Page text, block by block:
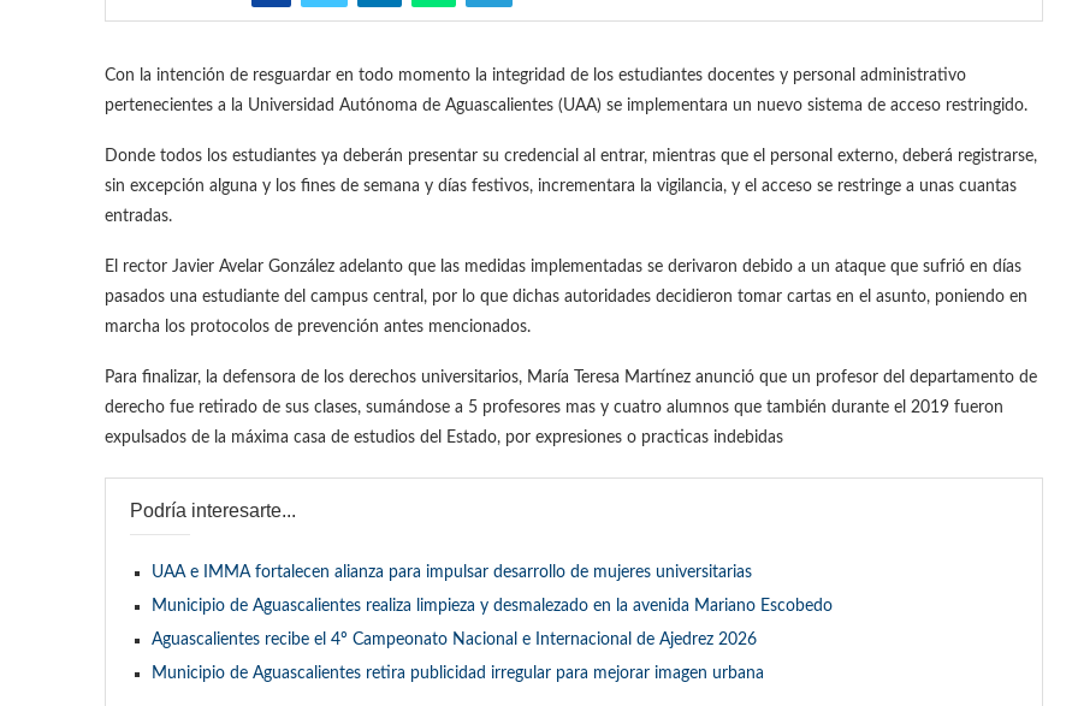
Con la intención de resguardar en todo momento la integridad de los estudiantes docentes y personal administrativo
pertenecientes a la Universidad Autónoma de Aguascalientes (UAA) se implementara un nuevo sistema de acceso restringido.
Donde todos los estudiantes ya deberán presentar su credencial al entrar, mientras que el personal externo, deberá registrarse,
sin excepción alguna y los fines de semana y días festivos, incrementara la vigilancia, y el acceso se restringe a unas cuantas
entradas.
El rector Javier Avelar González adelanto que las medidas implementadas se derivaron debido a un ataque que sufrió en días
pasados una estudiante del campus central, por lo que dichas autoridades decidieron tomar cartas en el asunto, poniendo en
marcha los protocolos de prevención antes mencionados.
Para finalizar, la defensora de los derechos universitarios, María Teresa Martínez anunció que un profesor del departamento de
derecho fue retirado de sus clases, sumándose a 5 profesores mas y cuatro alumnos que también durante el 2019 fueron
expulsados de la máxima casa de estudios del Estado, por expresiones o practicas indebidas
Podría interesarte...
UAA e IMMA fortalecen alianza para impulsar desarrollo de mujeres universitarias
Municipio de Aguascalientes realiza limpieza y desmalezado en la avenida Mariano Escobedo
Aguascalientes recibe el 4º Campeonato Nacional e Internacional de Ajedrez 2026
Municipio de Aguascalientes retira publicidad irregular para mejorar imagen urbana